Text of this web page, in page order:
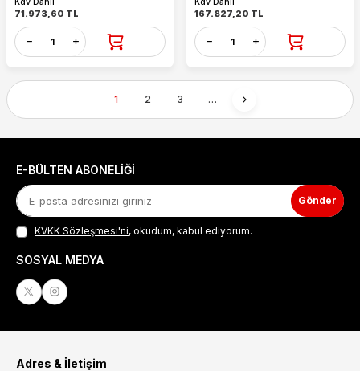
Kdv Dahil
71.973,60 TL
Kdv Dahil
167.827,20 TL
1 2 3 …
E-BÜLTEN ABONELIĞI
Gönder
KVKK Sözleşmesi'ni, okudum, kabul ediyorum.
SOSYAL MEDYA
Adres & İletişim